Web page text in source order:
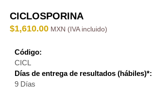
CICLOSPORINA
$1,610.00
Código:
CICL
Días de entrega de resultados (hábiles)*:
9 Días